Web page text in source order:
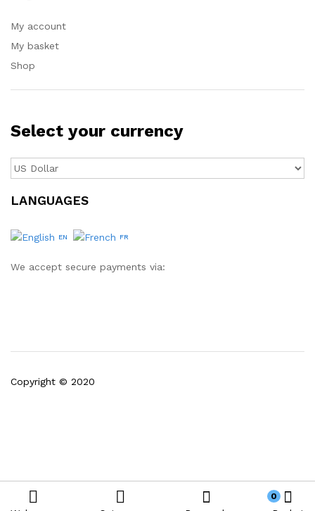
My account
My basket
Shop
Select your currency
LANGUAGES
EN FR
We accept secure payments via:
Copyright © 2020
0